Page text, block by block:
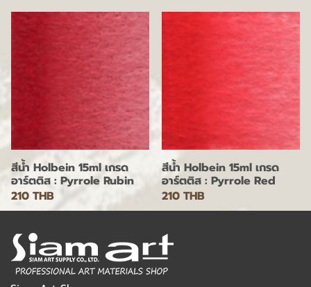
สีน้ำ Holbein 15ml เกรด
อาร์ตติส : Pyrrole Rubin
210 THB
สีน้ำ Holbein 15ml เกรด
อาร์ตติส : Pyrrole Red
210 THB